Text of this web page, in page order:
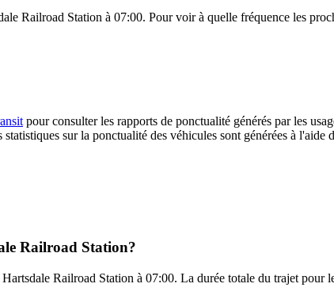
Railroad Station à 07:00. Pour voir à quelle fréquence les
pour consulter les rapports de ponctualité générés par les
sur la ponctualité des véhicules sont générées à l'aide
Railroad Station?
Railroad Station à 07:00. La durée totale du trajet pour